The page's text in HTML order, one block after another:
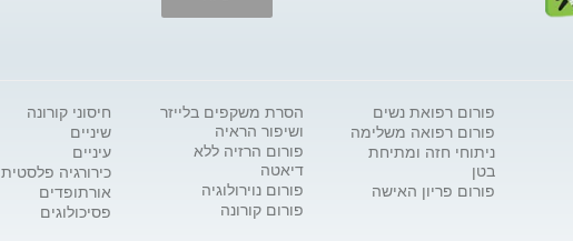
פורום רפואת נשים
פורום רפואה משלימה
ניתוחי חזה ומתיחת
בטן
פורום פריון האישה
הסרת משקפים בלייזר
ושיפור הראיה
פורום הרזיה ללא
דיאטה
פורום נוירולוגיה
פורום קורונה
חיסוני קורונה
שיניים
עיניים
כירורגיה פלסטית
אורתופדים
פסיכולוגים